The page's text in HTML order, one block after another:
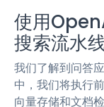
使用
搜索流水
我们了解到问答
中，我们将执行
向量存储和文档检